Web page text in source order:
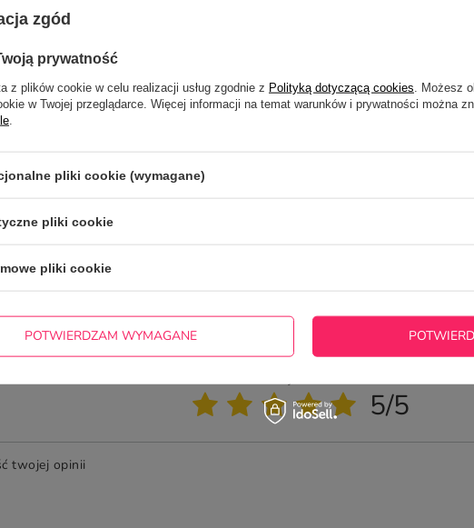
Potrzebujesz pomocy? Masz pytania?
NAPISZ SWOJĄ OPINIĘ
5/5
twojej opinii
zgód
prywatność
z plików cookie w celu realizacji usług zgodnie z Polityką dotyczącą cookies . Możesz
w Twojej przeglądarce. Więcej informacji na temat warunków i prywatności można
pliki cookie (wymagane)
pliki cookie
pliki cookie
POTWIERDZAM WYMAGANE